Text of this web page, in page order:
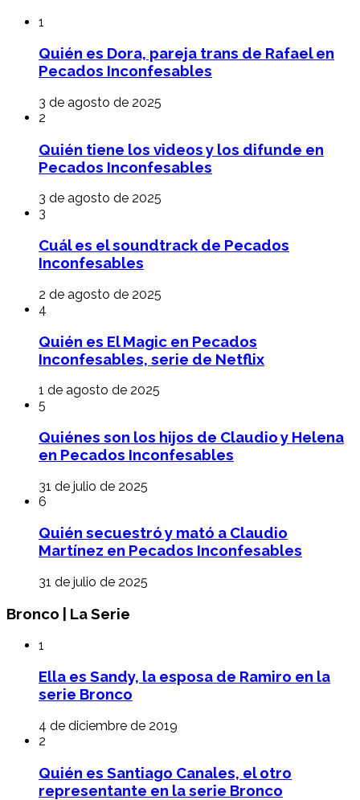
1
Quién es Dora, pareja trans de Rafael en
Pecados Inconfesables
3 de agosto de 2025
2
Quién tiene los videos y los difunde en
Pecados Inconfesables
3 de agosto de 2025
3
Cuál es el soundtrack de Pecados
Inconfesables
2 de agosto de 2025
4
Quién es El Magic en Pecados
Inconfesables, serie de Netflix
1 de agosto de 2025
5
Quiénes son los hijos de Claudio y Helena
en Pecados Inconfesables
31 de julio de 2025
6
Quién secuestró y mató a Claudio
Martínez en Pecados Inconfesables
31 de julio de 2025
Bronco | La Serie
1
Ella es Sandy, la esposa de Ramiro en la
serie Bronco
4 de diciembre de 2019
2
Quién es Santiago Canales, el otro
representante en la serie Bronco